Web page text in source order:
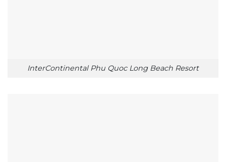
InterContinental Phu Quoc Long Beach Resort